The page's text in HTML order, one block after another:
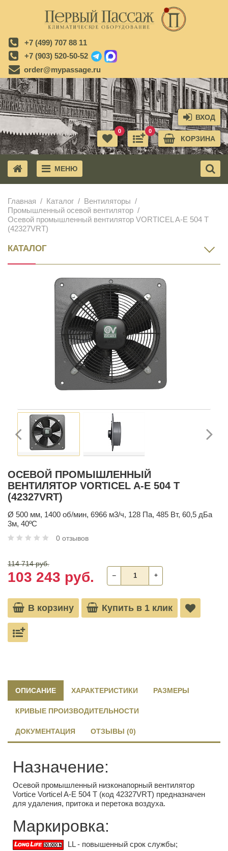
+7 (499) 707 88 11
+7 (903) 520-50-52
order@mypassage.ru
ВХОД
КОРЗИНА
0
0
МЕНЮ
Главная Каталог
Вентиляторы
Промышленный осевой вентилятор
Осевой промышленный вентилятор VORTICEL A-E 504 T
(42327VRT)
КАТАЛОГ
ОСЕВОЙ ПРОМЫШЛЕННЫЙ
ВЕНТИЛЯТОР VORTICEL A-E 504 T
(42327VRT)
Ø 500 мм, 1400 об/мин, 6966 м3/ч, 128 Па, 485 Вт, 60,5 дБа
3м, 40ºС
0 отзывов
114 714 руб.
103 243 руб. ‒ +
В корзину Купить в 1 клик
ОПИСАНИЕ ХАРАКТЕРИСТИКИ РАЗМЕРЫ
КРИВЫЕ ПРОИЗВОДИТЕЛЬНОСТИ
ДОКУМЕНТАЦИЯ ОТЗЫВЫ (0)
Назначение:
Осевой промышленный низконапорный вентилятор
Vortice Vorticel A-E 504 T (код 42327VRT) предназначен
для удаления, притока и перетока воздуха.
Маркировка:
LL - повышенный срок службы;